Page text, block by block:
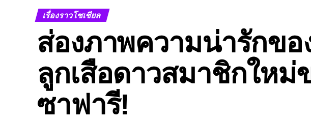
เรื่องราวโซเชียล
ส่องภาพความน่ารักขอ
ลูกเสือดาวสมาชิกใหม่
ซาฟารี!